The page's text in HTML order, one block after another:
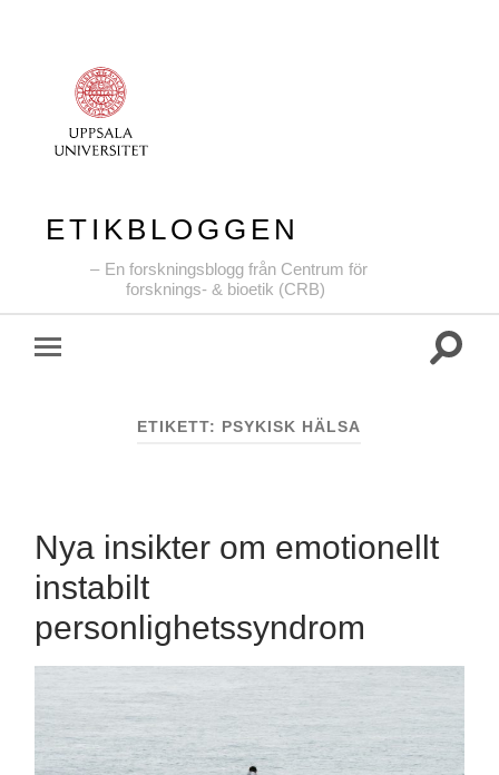
ETIKBLOGGEN
En forskningsblogg från Centrum för
forsknings- & bioetik (CRB)
Slå
ETIKETT: PSYKISK HÄLSA
Nya insikter om emotionellt
instabilt
personlighetssyndrom